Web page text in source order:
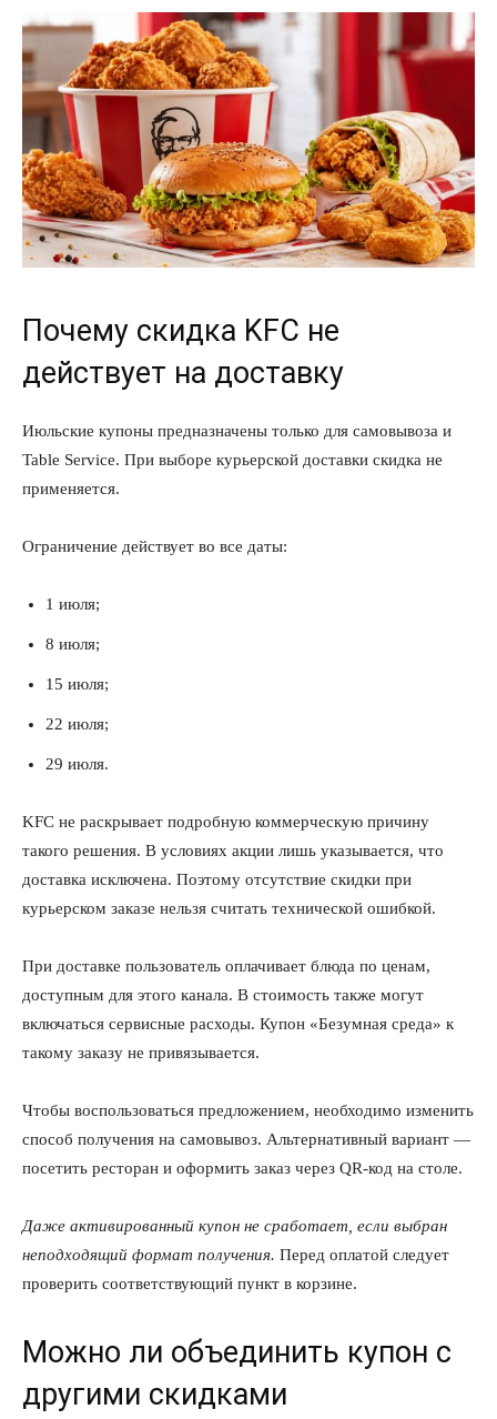
Почему скидка KFC не
действует на доставку
Июльские купоны предназначены только для самовывоза и
Table Service. При выборе курьерской доставки скидка не
применяется.
Ограничение действует во все даты:
1 июля;
8 июля;
15 июля;
22 июля;
29 июля.
KFC не раскрывает подробную коммерческую причину
такого решения. В условиях акции лишь указывается, что
доставка исключена. Поэтому отсутствие скидки при
курьерском заказе нельзя считать технической ошибкой.
При доставке пользователь оплачивает блюда по ценам,
доступным для этого канала. В стоимость также могут
включаться сервисные расходы. Купон «Безумная среда» к
такому заказу не привязывается.
Чтобы воспользоваться предложением, необходимо изменить
способ получения на самовывоз. Альтернативный вариант —
посетить ресторан и оформить заказ через QR-код на столе.
Даже активированный купон не сработает, если выбран
неподходящий формат получения. Перед оплатой следует
проверить соответствующий пункт в корзине.
Можно ли объединить купон с
другими скидками